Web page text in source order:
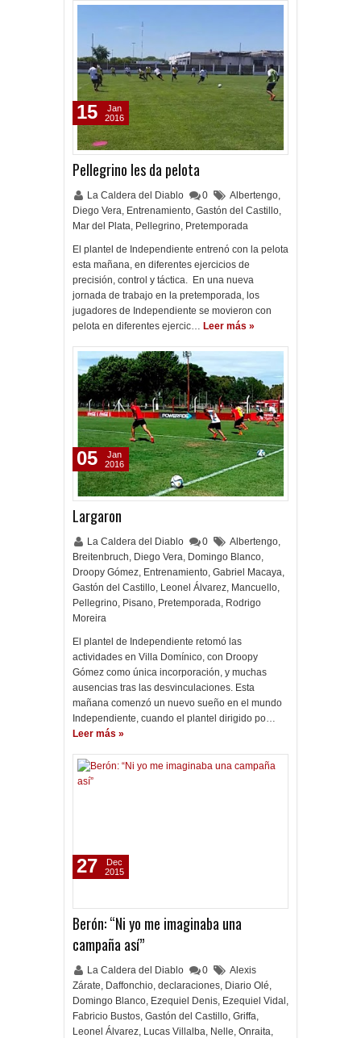
Pellegrino les da pelota
La Caldera del Diablo 0 Albertengo,
Diego Vera, Entrenamiento, Gastón del Castillo,
Mar del Plata, Pellegrino, Pretemporada
El plantel de Independiente entrenó con la pelota
esta mañana, en diferentes ejercicios de
precisión, control y táctica. En una nueva
jornada de trabajo en la pretemporada, los
jugadores de Independiente se movieron con
pelota en diferentes ejercic… Leer más »
15
Jan
2016
Largaron
La Caldera del Diablo 0 Albertengo,
Breitenbruch, Diego Vera, Domingo Blanco,
Droopy Gómez, Entrenamiento, Gabriel Macaya,
Gastón del Castillo, Leonel Álvarez, Mancuello,
Pellegrino, Pisano, Pretemporada, Rodrigo
Moreira
El plantel de Independiente retomó las
actividades en Villa Domínico, con Droopy
Gómez como única incorporación, y muchas
ausencias tras las desvinculaciones. Esta
mañana comenzó un nuevo sueño en el mundo
Independiente, cuando el plantel dirigido po…
Leer más »
05
Jan
2016
Berón: “Ni yo me imaginaba una
campaña así”
La Caldera del Diablo 0
Alexis
Zárate, Daffonchio, declaraciones, Diario Olé,
Domingo Blanco, Ezequiel Denis, Ezequiel Vidal ,
Fabricio Bustos, Gastón del Castillo, Griffa,
Leonel Álvarez, Lucas Villalba, Nelle, Onraita,
27
Dec
2015